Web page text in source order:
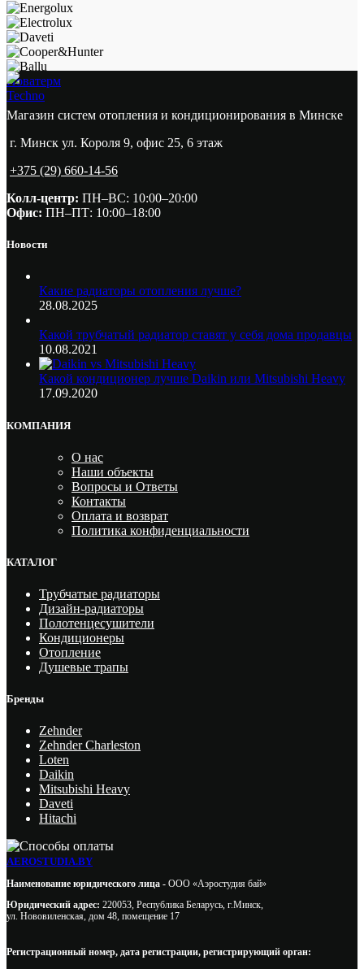
Новатерм
Techno
Магазин систем отопления и кондиционирования в Минске
г. Минск ул. Короля 9, офис 25, 6 этаж
+375 (29) 660-14-56
Колл-центр: ПН–ВС: 10:00–20:00​
Офис: ПН–ПТ: 10:00–18:00
Новости
Какие радиаторы отопления лучше?
28.08.2025
Какой трубчатый радиатор ставят у себя дома продавцы
10.08.2021
Какой кондиционер лучше Daikin или Mitsubishi Heavy
17.09.2020
КОМПАНИЯ
О нас
Наши объекты
Вопросы и Ответы
Контакты
Оплата и возврат
Политика конфиденциальности
КАТАЛОГ
Трубчатые радиаторы
Дизайн-радиаторы
Полотенцесушители
Кондиционеры
Отопление
Душевые трапы
Бренды
Zehnder
Zehnder Charleston
Loten
Daikin
Mitsubishi Heavy
Daveti
Hitachi
AEROSTUDIA.BY
Наименование юридического лица - ООО «Аэростудия бай»
Юридический адрес: 220053, Республика Беларусь, г.Минск,
ул. Нововиленская, дом 48, помещение 17
Регистрационный номер, дата регистрации, регистрирующий орган: